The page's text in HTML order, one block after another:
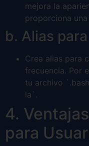
mejora la
proporciona
b. Alias
Crea alias para
frecuencia. Por
tu archivo
la`.
4.
para